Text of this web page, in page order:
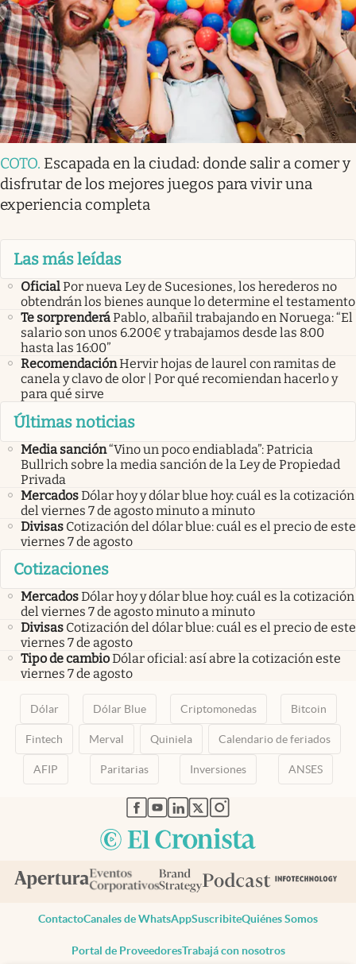
COTO. Escapada en la ciudad: donde salir a comer y
disfrutar de los mejores juegos para vivir una
experiencia completa
Las más leídas
OficialPor nueva Ley de Sucesiones, los herederos no
obtendrán los bienes aunque lo determine el testamento
Te sorprenderáPablo, albañil trabajando en Noruega: “El
salario son unos 6.200€ y trabajamos desde las 8:00
hasta las 16:00”
RecomendaciónHervir hojas de laurel con ramitas de
canela y clavo de olor | Por qué recomiendan hacerlo y
para qué sirve
Últimas noticias
Media sanción“Vino un poco endiablada”: Patricia
Bullrich sobre la media sanción de la Ley de Propiedad
Privada
MercadosDólar hoy y dólar blue hoy: cuál es la cotización
del viernes 7 de agosto minuto a minuto
Divisas Cotización del dólar blue: cuál es el precio de este
viernes 7 de agosto
Cotizaciones
MercadosDólar hoy y dólar blue hoy: cuál es la cotización
del viernes 7 de agosto minuto a minuto
Divisas Cotización del dólar blue: cuál es el precio de este
viernes 7 de agosto
Tipo de cambioDólar oficial: así abre la cotización este
viernes 7 de agosto
Dólar Dólar Blue Criptomonedas Bitcoin
Fintech Merval Quiniela Calendario de feriados
AFIP Paritarias Inversiones ANSES
abre en nueva pestaña
abre en nueva pestaña
abre en nueva pestaña
abre en nueva pestaña
abre en nueva pestaña
ContactoCanales de WhatsAppSuscribiteQuiénes Somos
Portal de ProveedoresTrabajá con nosotros